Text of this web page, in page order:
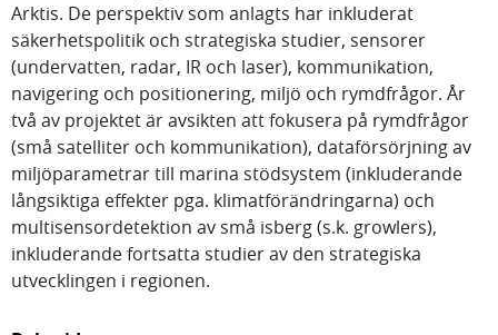
Arktis. De perspektiv som anlagts har inkluderat
säkerhetspolitik och strategiska studier, sensorer
(undervatten, radar, IR och laser), kommunikation,
navigering och positionering, miljö och rymdfrågor. År
två av projektet är avsikten att fokusera på rymdfrågor
(små satelliter och kommunikation), dataförsörjning av
miljöparametrar till marina stödsystem (inkluderande
långsiktiga effekter pga. klimatförändringarna) och
multisensordetektion av små isberg (s.k. growlers),
inkluderande fortsatta studier av den strategiska
utvecklingen i regionen.